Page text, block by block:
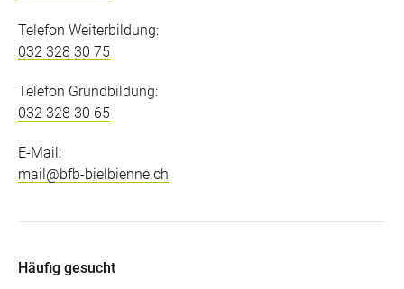
Telefon Weiterbildung:
032 328 30 75
Telefon Grundbildung:
032 328 30 65
E-Mail:
mail@bfb-bielbienne.ch
Häufig gesucht